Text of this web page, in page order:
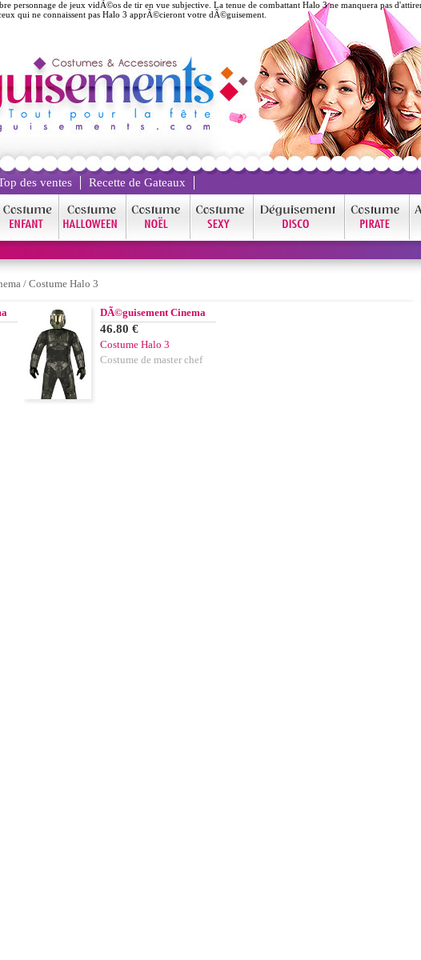
personnage de jeux vidÃ©os de tir en vue subjective. La tenue de combattant Halo 3 ne manquera pas
qui ne connaissent pas Halo 3 apprÃ©cieront votre dÃ©guisement.
des ventes Recette de Gateaux
/ Costume Halo 3
DÃ©guisement Cinema
46.80 €
Costume Halo 3
Costume de master chef